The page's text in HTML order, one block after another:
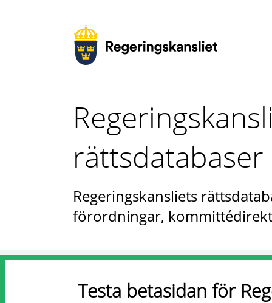
rättsdatabaser
Regeringskansliets
förordningar,
Testa betasidan för